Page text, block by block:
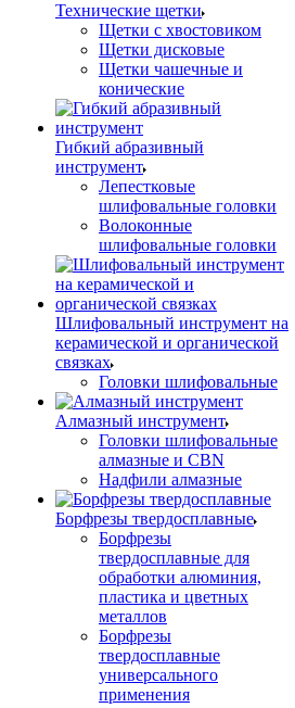
Технические щетки
Щетки с хвостовиком
Щетки дисковые
Щетки чашечные и
конические
Гибкий абразивный
инструмент
Лепестковые
шлифовальные головки
Волоконные
шлифовальные головки
Шлифовальный инструмент на
керамической и органической
связках
Головки шлифовальные
Алмазный инструмент
Головки шлифовальные
алмазные и CBN
Надфили алмазные
Борфрезы твердосплавные
Борфрезы
твердосплавные для
обработки алюминия,
пластика и цветных
металлов
Борфрезы
твердосплавные
универсального
применения